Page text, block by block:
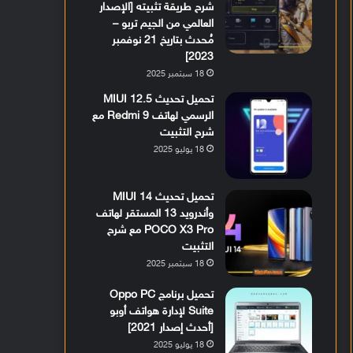
شرح طريقة تثبيته [الإصدار
العالمي من الجيم تربو –
مُحدث بتاريخ 21 نوفمبر
2023]
18 سبتمبر 2025
تحميل تحديث MIUI 12.5
الرسمي لهاتف Redmi 9 مع
شرح التثبيت
18 يوليو 2025
تحميل تحديث MIUI 14
وأندرويد 13 المستقر لهاتف
POCO X3 Pro مع شرح
التثبيت
18 سبتمبر 2025
تحميل برنامج Oppo PC
Suite لإدارة هواتف أوبو
[أحدث إصدار 2021]
18 يوليو 2025